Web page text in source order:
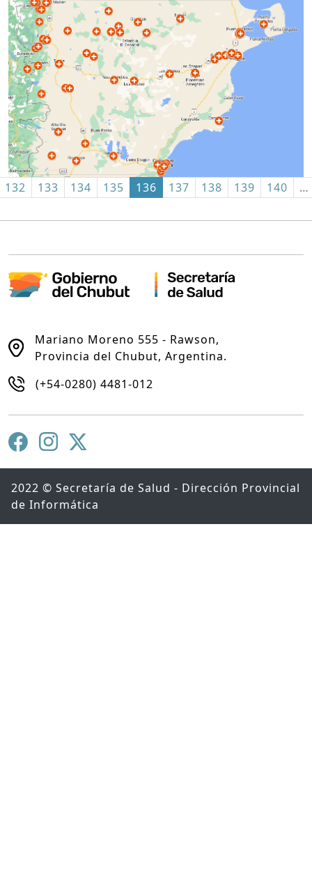
132 133 134 135 136 137 138 139 140 …
Mariano Moreno 555 - Rawson,
Provincia del Chubut, Argentina.
(+54-0280) 4481-012
2022 © Secretaría de Salud - Dirección Provincial
de Informática